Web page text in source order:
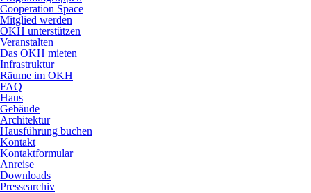
Cooperation Space
Mitglied werden
OKH unterstützen
Veranstalten
Das OKH mieten
Infrastruktur
Räume im OKH
FAQ
Haus
Gebäude
Architektur
Hausführung buchen
Kontakt
Kontaktformular
Anreise
Downloads
Pressearchiv